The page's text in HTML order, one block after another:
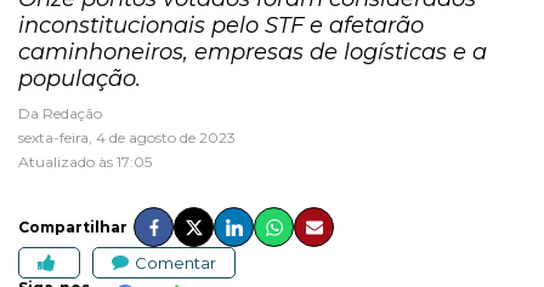
inconstitucionais pelo STF e afetarão
caminhoneiros, empresas de logísticas e a
população.
Da Redação
sexta-feira, 4 de agosto de 2023
Atualizado às 17:05
Compartilhar
Comentar